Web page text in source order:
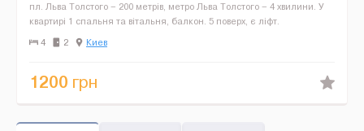
пл. Льва Толстого – 200 метрів, метро Льва Толстого – 4 хвилини. У
квартирі 1 спальня та вітальня, балкон. 5 поверх, є ліфт.
Супутникове ТБ, кондиц...
4 2 Киев
1200 грн